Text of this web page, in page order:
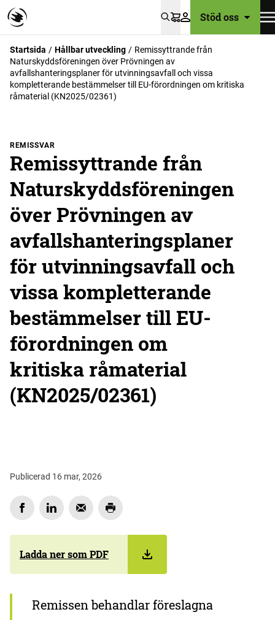
VarukorgStöd oss
Startsida Hållbar utveckling
Remissyttrande från
Naturskyddsföreningen över Prövningen av
avfallshanteringsplaner för utvinningsavfall och vissa
kompletterande bestämmelser till EU-förordningen om kritiska
råmaterial (KN2025/02361)
REMISSVAR
Remissyttrande från
Naturskyddsföreningen
över Prövningen av
avfallshanteringsplaner
för utvinningsavfall och
vissa kompletterande
bestämmelser till EU-
förordningen om
kritiska råmaterial
(KN2025/02361)
Publicerad 16 mar, 2026
Ladda ner som PDF
Remissen behandlar föreslagna